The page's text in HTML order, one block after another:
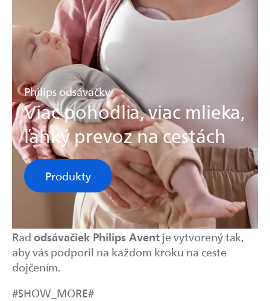
Philips odsávačky
Viac pohodlia, viac mlieka,
ľahký prevoz na cestách
Produkty
Rad odsávačiek Philips Avent je vytvorený tak,
aby vás podporil na každom kroku na ceste
dojčením.
#SHOW_MORE#